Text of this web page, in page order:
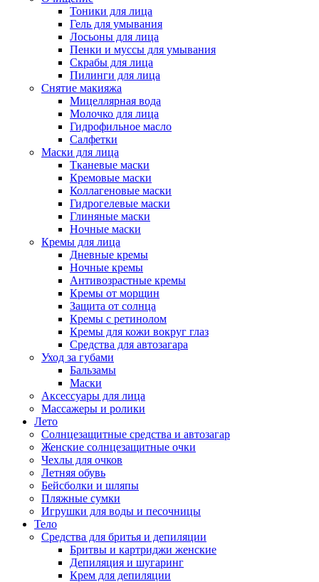
Тоники для лица
Гель для умывания
Лосьоны для лица
Пенки и муссы для умывания
Скрабы для лица
Пилинги для лица
Снятие макияжа
Мицеллярная вода
Молочко для лица
Гидрофильное масло
Салфетки
Маски для лица
Тканевые маски
Кремовые маски
Коллагеновые маски
Гидрогелевые маски
Глиняные маски
Ночные маски
Кремы для лица
Дневные кремы
Ночные кремы
Антивозрастные кремы
Кремы от морщин
Защита от солнца
Кремы с ретинолом
Кремы для кожи вокруг глаз
Средства для автозагара
Уход за губами
Бальзамы
Маски
Аксессуары для лица
Массажеры и ролики
Лето
Солнцезащитные средства и автозагар
Женские солнцезащитные очки
Чехлы для очков
Летняя обувь
Бейсболки и шляпы
Пляжные сумки
Игрушки для воды и песочницы
Тело
Средства для бритья и депиляции
Бритвы и картриджи женские
Депиляция и шугаринг
Крем для депиляции